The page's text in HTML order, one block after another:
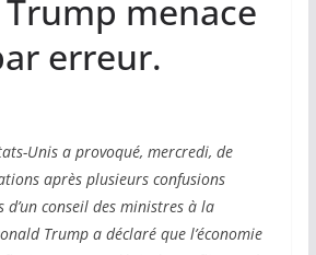
menace
erreur.
Unis a provoqué, mercredi, de
après plusieurs confusions
d’un conseil des ministres à la
Trump a déclaré que l’économie